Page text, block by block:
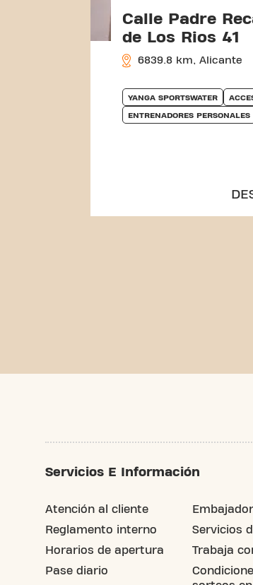
Calle Padre
de Los Rios 41
6839.8 km, Alicante
YANGA SPORTSWATER
ENTRENADORES PERSONALES
Servicios E Información
Atención al cliente
Reglamento interno
Horarios de apertura
Pase diario
Servicios
Trabaja